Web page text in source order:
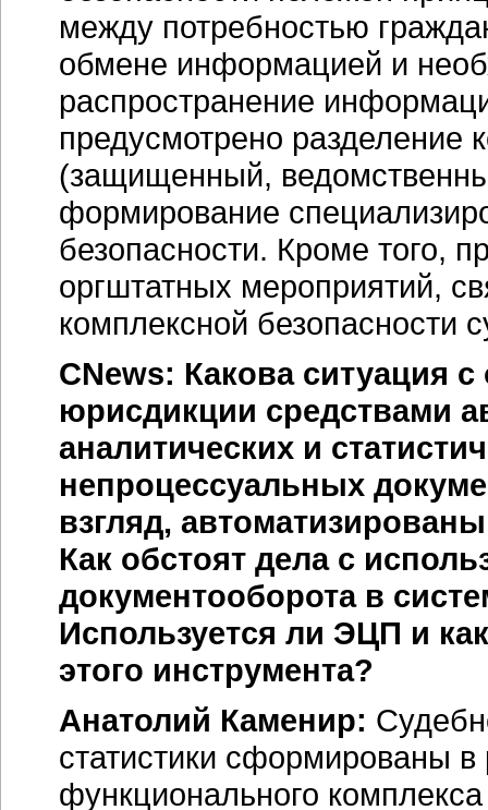
между потребностью
обмене информацией и
распространение
предусмотрено разделение
(защищенный,
формирование
безопасности. Кроме того,
оргштатных мероприятий,
комплексной безопасности
CNews: Какова ситуация
юрисдикции средствами
аналитических и
непроцессуальных
взгляд,
Как обстоят дела с
документооборота в
Используется ли ЭЦП и
этого инструмента?
Анатолий Каменир:
статистики сформированы
функционального